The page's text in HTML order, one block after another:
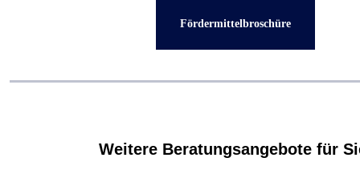
Fördermittelbroschüre
Weitere Beratungsangebote für